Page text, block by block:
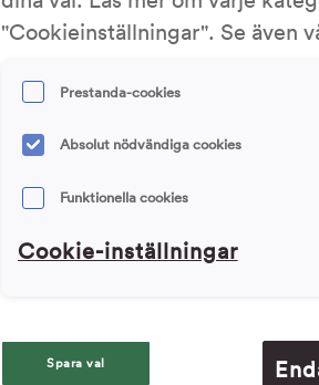
4
Degberedning
5
Första Jäsning
"Cookieinställningar". Se även
Prestanda-cookies
Absolut nödvändiga cookies
Funktionella cookies
Cookie-inställningar
Spara val